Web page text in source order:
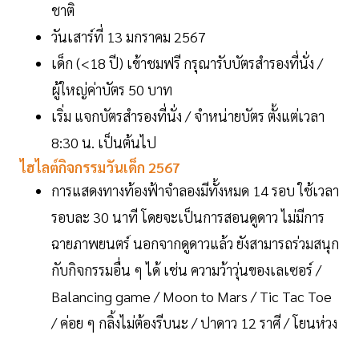
ชาติ
วันเสาร์ที่ 13 มกราคม 2567
เด็ก (<18 ปี) เข้าชมฟรี กรุณารับบัตรสำรองที่นั่ง /
ผู้ใหญ่ค่าบัตร 50 บาท
เริ่ม แจกบัตรสำรองที่นั่ง / จำหน่ายบัตร ตั้งแต่เวลา
8:30 น. เป็นต้นไป
ไฮไลต์กิจกรรมวันเด็ก 2567
การแสดงทางท้องฟ้าจำลองมีทั้งหมด 14 รอบ ใช้เวลา
รอบละ 30 นาที โดยจะเป็นการสอนดูดาว ไม่มีการ
ฉายภาพยนตร์ นอกจากดูดาวแล้ว ยังสามารถร่วมสนุก
กับกิจกรรมอื่น ๆ ได้ เช่น ความว้าวุ่นของเลเซอร์ /
Balancing game / Moon to Mars / Tic Tac Toe
/ ค่อย ๆ กลิ้งไม่ต้องรีบนะ / ปาดาว 12 ราศี / โยนห่วง